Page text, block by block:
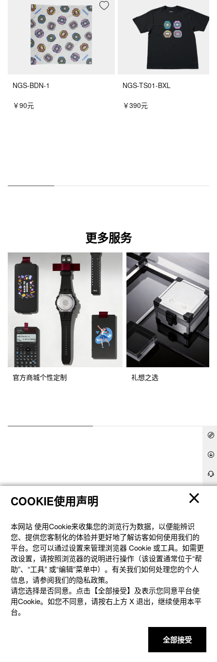
NGS-BDN-1
￥90元
NGS-TS01-BXL
￥390元
更多服务
官方商城个性定制 礼想之选
产品
客户支持
资讯
社交媒体
联系我们
COOKIE使用声明
本网站 使⽤Cookie来收集您的浏览⾏为数据，以便能辨识
您、提供您客制化的体验并更好地了解访客如何使⽤我们的
平台。您可以通过设置来管理浏览器 Cookie 或⼯具。如需更
改设置，请按照浏览器的说明进⾏操作（该设置通常位于“帮
助”、“⼯具” 或“编辑”菜单中）。有关我们如何处理您的个⼈
信息，请参阅我们的隐私政策。
请您选择是否同意。点击【全部接受】及表示您同意平台使
用Cookie。如您不同意，请按右上⽅ X 退出，继续使⽤本平
台。
全部接受